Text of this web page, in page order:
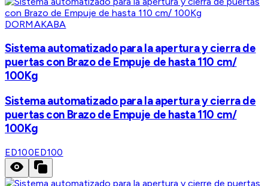
DORMAKABA
Sistema automatizado para la apertura y cierra de
puertas con Brazo de Empuje de hasta 110 cm/
100Kg
Sistema automatizado para la apertura y cierra de
puertas con Brazo de Empuje de hasta 110 cm/
100Kg
ED100ED100